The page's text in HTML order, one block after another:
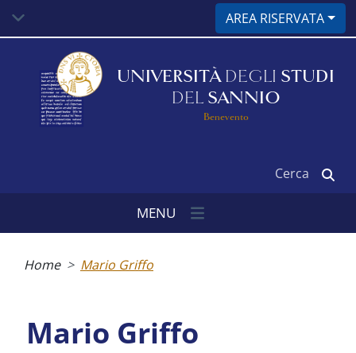
contenuto
AREA RISERVATA
UNIVERSITÀ DEGLI STUDI
DEL SANNIO
Benevento
MENU
Home Mario Griffo
Mario Griffo